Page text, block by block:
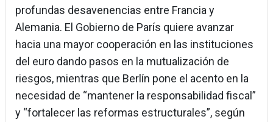
profundas desavenencias entre Francia y
Alemania. El Gobierno de París quiere avanzar
hacia una mayor cooperación en las instituciones
del euro dando pasos en la mutualización de
riesgos, mientras que Berlín pone el acento en la
necesidad de “mantener la responsabilidad fiscal”
y “fortalecer las reformas estructurales”, según